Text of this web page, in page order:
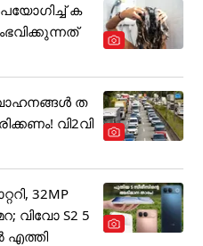
ക
ത
വി2വി
32MP
വിവോ S2 5
എത്തി